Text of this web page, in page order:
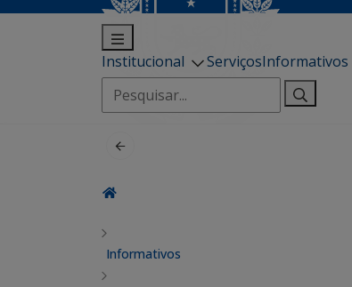
Institucional ServiçosInformativos
Pesquisar
por:
Informativos